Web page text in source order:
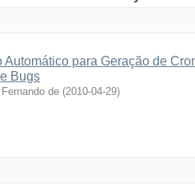
Automático para Geração de
Bugs
de (2010-04-29)